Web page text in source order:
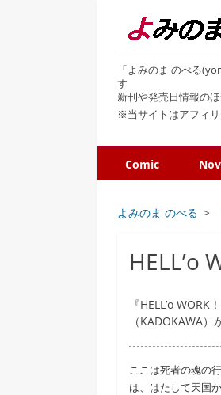
「よみのま のべる
す
新刊や発売日情報の
※当サイトはアフィリ
Comic
よみのま のべる
HELL’o
『HELL’o
（KADOKAWA）
ここは死者の魂の
は、はたして天国